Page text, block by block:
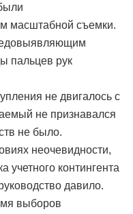
масштабной съемки.
пальцев рук
не двигалось с
не признавался
не было.
неочевидности,
учетного контингента
давило.
выборов